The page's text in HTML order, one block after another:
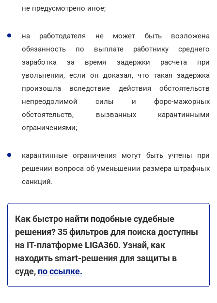
не предусмотрено иное;
на работодателя не может быть возложена
обязанность по выплате работнику среднего
заработка за время задержки расчета при
увольнении, если он доказал, что такая задержка
произошла вследствие действия обстоятельств
непреодолимой силы и форс-мажорных
обстоятельств, вызванных карантинными
ограничениями;
карантинные ограничения могут быть учтены при
решении вопроса об уменьшении размера штрафных
санкций.
Как быстро найти подобные судебные
решения? 35 фильтров для поиска доступны
на ІТ-платформе LIGA360. Узнай, как
находить smart-решения для защиты в
суде, по ссылке.